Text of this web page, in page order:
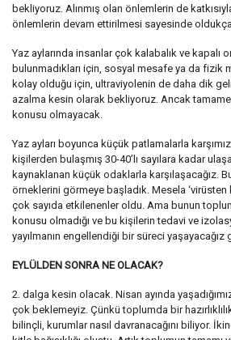
bekliyoruz. Alınmış olan önlemlerin de
önlemlerin devam ettirilmesi sayesinde oldukça
Yaz aylarında insanlar çok kalabalık ve kapalı
bulunmadıkları için, sosyal mesafe ya da fizik
kolay olduğu için, ultraviyolenin de daha dik
azalma kesin olarak bekliyoruz. Ancak
konusu olmayacak.
Yaz ayları boyunca küçük patlamalarla
kişilerden bulaşmış 30-40’lı sayılara kadar
kaynaklanan küçük odaklarla karşılaşacağız.
örneklerini görmeye başladık. Mesela ‘virüsten
çok sayıda etkilenenler oldu. Ama bunun
konusu olmadığı ve bu kişilerin tedavi ve
yayılmanın engellendiği bir süreci yaşayacağız
EYLÜLDEN SONRA NE OLACAK?
2. dalga kesin olacak. Nisan ayında
çok beklemeyiz. Çünkü toplumda bir
bilinçli, kurumlar nasıl davranacağını biliyor.